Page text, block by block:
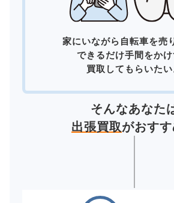
家にいながら自転車を売
できるだけ手間をかけ
買取してもらいたい
そんなあなた
出張買取がおすす